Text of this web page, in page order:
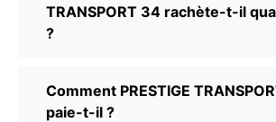
TRANSPORT 34 rachète-t-il
?
Comment PRESTIGE
paie-t-il ?